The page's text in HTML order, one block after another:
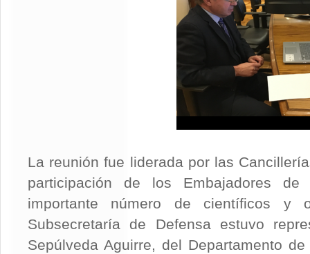
La reunión fue liderada por las
participación de los Embajadores
importante número de científicos y
Subsecretaría de Defensa estuvo
Sepúlveda Aguirre, del Departamento